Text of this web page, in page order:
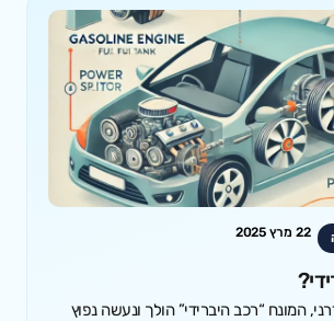
22 מרץ 2025
המונח “רכב היברידי” הולך ונעשה נפוץ